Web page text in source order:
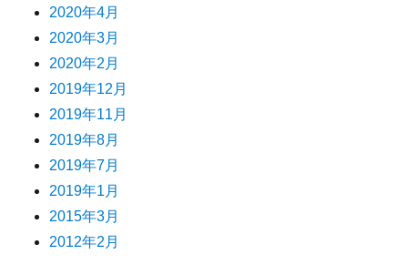
2020年4月
2020年3月
2020年2月
2019年12月
2019年11月
2019年8月
2019年7月
2019年1月
2015年3月
2012年2月